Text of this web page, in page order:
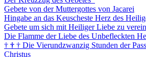
Gebete von der Muttergottes von Jacarei
Hingabe an das Keuscheste Herz des
Gebete um sich mit Heiliger Liebe zu
Die Flamme der Liebe des Unbefleckten
† † † Die Vierundzwanzig Stunden der
Christus